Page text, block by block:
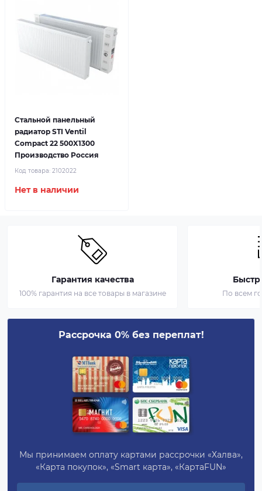
Стальной панельный
радиатор STI Ventil
Compact 22 500X1300
Производство Россия
Код товара: 2102022
Нет в наличии
Гарантия качества
100% гарантия на все товары в магазине По всем
Рассрочка 0% без переплат!
Мы принимаем оплату картами рассрочки «Халва»,
«Карта покупок», «Smart карта», «КартаFUN»